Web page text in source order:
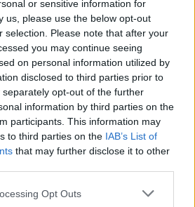
or sensitive information for
us, please use the below opt-out
selection. Please note that after your
you may continue seeing
on personal information utilized by
disclosed to third parties prior to
opt-out of the further
information by third parties on the
participants. This information may
to third parties on the IAB’s List of
that may further disclose it to other
Opt Outs
Cretalive στοGoogle Newsκαι
Facebook
κανάλι μας στο YouTube